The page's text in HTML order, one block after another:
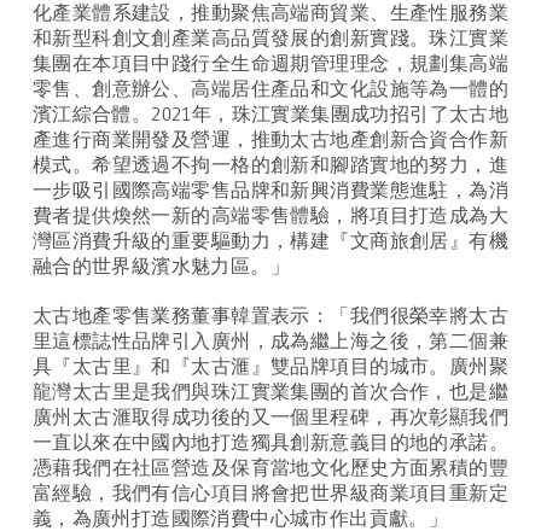
化產業體系建設，推動聚焦高端商貿業、生產性服務業
和新型科創文創產業高品質發展的創新實踐。珠江實業
集團在本項目中踐行全生命週期管理理念，規劃集高端
零售、創意辦公、高端居住產品和文化設施等為一體的
濱江綜合體。2021年，珠江實業集團成功招引了太古地
產進行商業開發及營運，推動太古地產創新合資合作新
模式。希望透過不拘一格的創新和腳踏實地的努力，進
一步吸引國際高端零售品牌和新興消費業態進駐，為消
費者提供煥然一新的高端零售體驗，將項目打造成為大
灣區消費升級的重要驅動力，構建『文商旅創居』有機
融合的世界級濱水魅力區。」
太古地產零售業務董事韓置表示：「我們很榮幸將太古
里這標誌性品牌引入廣州，成為繼上海之後，第二個兼
具『太古里』和『太古滙 』雙品牌項目的城市。廣州聚
龍灣太古里是我們與珠江實業集團的首次合作，也是繼
廣州太古滙取得成功後的又一個里程碑，再次彰顯我們
一直以來在中國內地打造獨具創新意義目的地的承諾。
憑藉我們在社區營造及保育當地文化歷史方面累積的豐
富經驗，我們有信心項目將會把世界級商業項目重新定
義，為廣州打造國際消費中心城市作出貢獻。」